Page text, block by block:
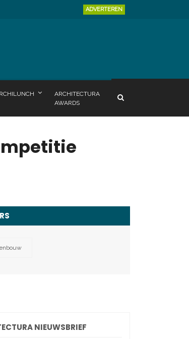
ADVERTEREN
ARCHITECTURA
AWARDS
NIEUWSBRIEF